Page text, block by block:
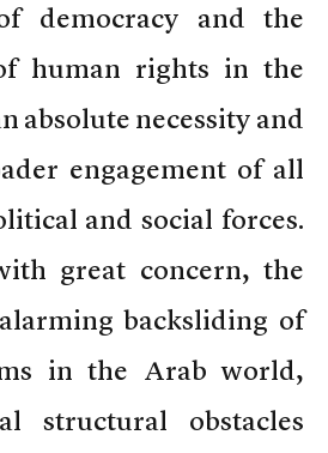
democracy and the
human rights in the
absolute necessity and
engagement of all
and social forces.
great concern, the
backsliding of
in the Arab world,
structural obstacles